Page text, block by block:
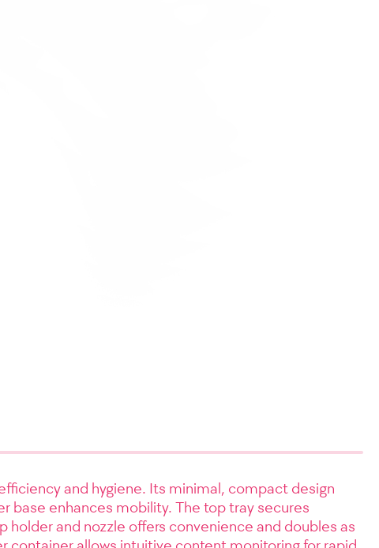
and hygiene. Its minimal, compact design
base enhances mobility. The top tray secures
and nozzle offers convenience and doubles as